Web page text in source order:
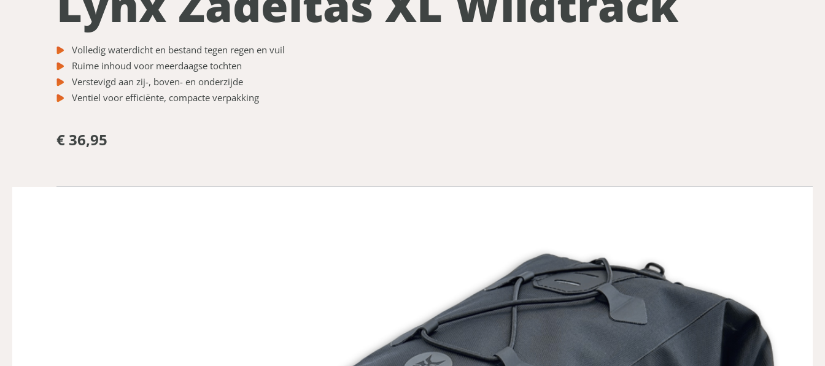
Volledig waterdicht en bestand tegen regen en vuil
Ruime inhoud voor meerdaagse tochten
Verstevigd aan zij-, boven- en onderzijde
Ventiel voor efficiënte, compacte verpakking
€ 36,95